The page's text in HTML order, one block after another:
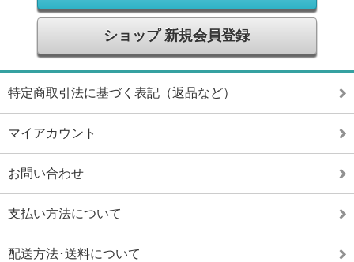
ショップ 新規会員登録
特定商取引法に基づく表記（返品など）
マイアカウント
お問い合わせ
支払い方法について
配送方法･送料について